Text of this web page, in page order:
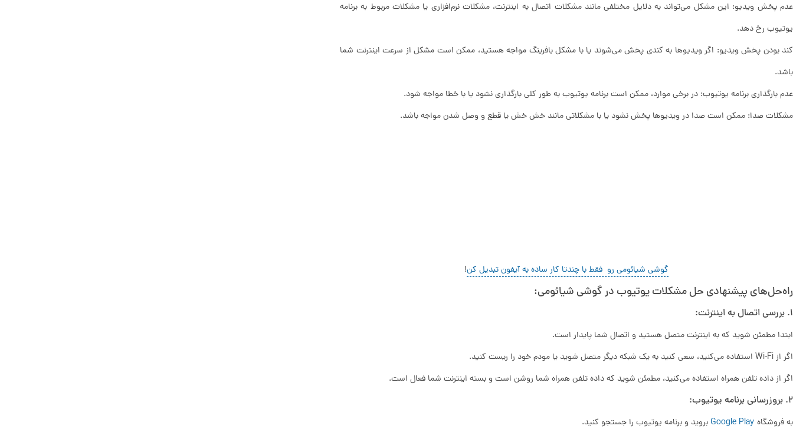
عدم پخش ویدیو: این مشکل می‌تواند به دلایل مختلفی مانند مشکلات اتصال به اینترنت، مشکلات نرم‌افزاری یا مشکلات مربوط به برنامه
یوتیوب رخ دهد.
کند بودن پخش ویدیو: اگر ویدیوها به کندی پخش می‌شوند یا با مشکل بافرینگ مواجه هستید، ممکن است مشکل از سرعت اینترنت شما
باشد.
عدم بارگذاری برنامه یوتیوب: در برخی موارد، ممکن است برنامه یوتیوب به طور کلی بارگذاری نشود یا با خطا مواجه شود.
مشکلات صدا: ممکن است صدا در ویدیوها پخش نشود یا با مشکلاتی مانند خش خش یا قطع و وصل شدن مواجه باشد.
گوشی شیائومی رو فقط با چندتا کار ساده به آیفون تبدیل کن!
راه‌حل‌های پیشنهادی حل مشکلات یوتیوب در گوشی شیائومی:
1. بررسی اتصال به اینترنت:
ابتدا مطمئن شوید که به اینترنت متصل هستید و اتصال شما پایدار است.
اگر از Wi-Fi استفاده می‌کنید، سعی کنید به یک شبکه دیگر متصل شوید یا مودم خود را ریست کنید.
اگر از داده تلفن همراه استفاده می‌کنید، مطمئن شوید که داده تلفن همراه شما روشن است و بسته اینترنت شما فعال است.
2. بروزرسانی برنامه یوتیوب:
به فروشگاه Google Play بروید و برنامه یوتیوب را جستجو کنید.